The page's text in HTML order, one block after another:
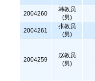
2004260
韩教员
(男)
2004261
张教员
(男)
2004259
赵教员
(男)